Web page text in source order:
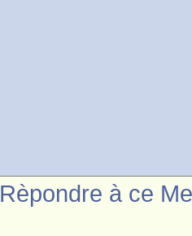
Rèpondre à ce